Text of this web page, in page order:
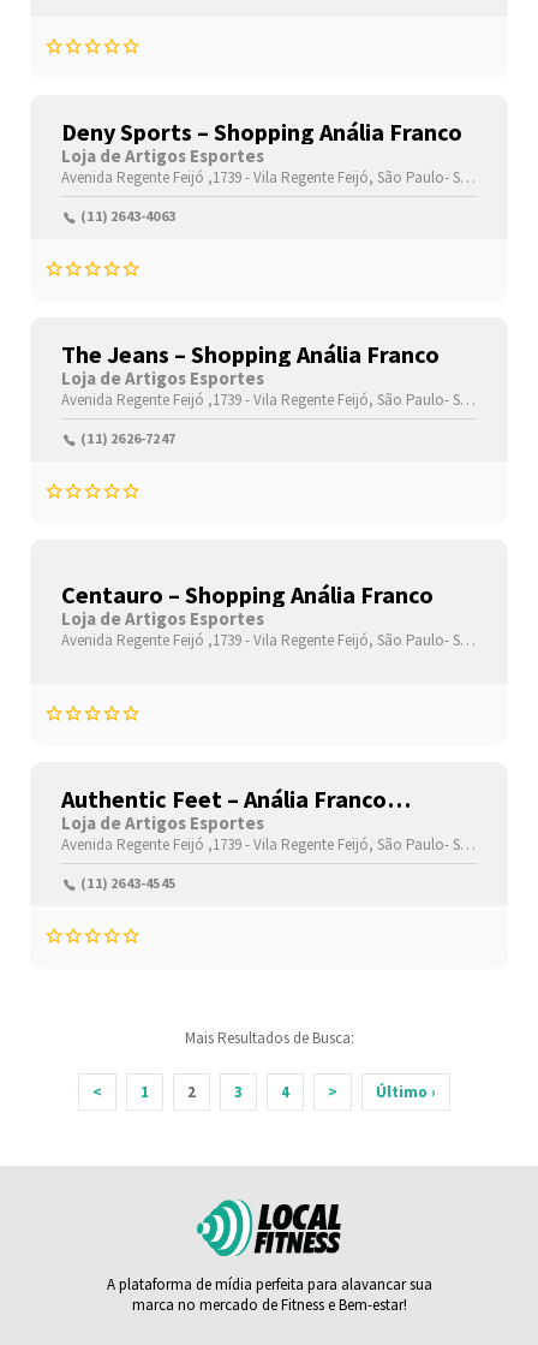
Deny Sports – Shopping Anália Franco
Loja de Artigos Esportes
Avenida Regente Feijó ,1739 -Vila Regente Feijó, São Paulo-São Paulo(SP)
(11) 2643-4063
The Jeans – Shopping Anália Franco
Loja de Artigos Esportes
Avenida Regente Feijó ,1739 -Vila Regente Feijó, São Paulo-São Paulo(SP)
(11) 2626-7247
Centauro – Shopping Anália Franco
Loja de Artigos Esportes
Avenida Regente Feijó ,1739 -Vila Regente Feijó, São Paulo-São Paulo(SP)
Authentic Feet – Anália Franco
Shopping
Loja de Artigos Esportes
Avenida Regente Feijó ,1739 -Vila Regente Feijó, São Paulo-São Paulo(SP)
(11) 2643-4545
Mais Resultados de Busca:
< 1 2 3 4 > Último ›
A plataforma de mídia perfeita para alavancar sua
marca no mercado de Fitness e Bem-estar!